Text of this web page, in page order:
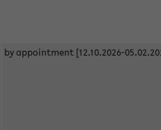
by appointment [12.10.2026-